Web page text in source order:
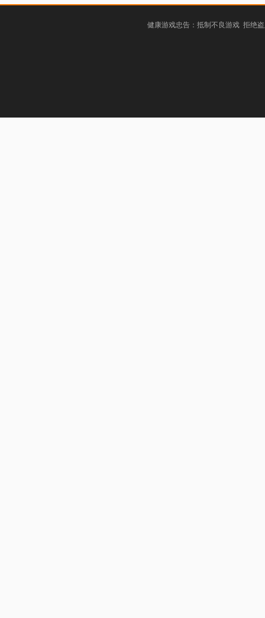
健康游戏忠告：抵制不良游戏 拒绝